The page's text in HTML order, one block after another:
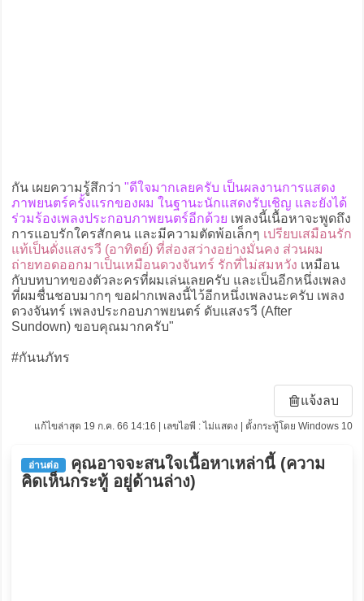
กัน เผยความรู้สึกว่า "ดีใจมากเลยครับ เป็นผลงานการแสดง
ภาพยนตร์ครั้งแรกของผม ในฐานะนักแสดงรับเชิญ และยังได้
ร่วมร้องเพลงประกอบภาพยนตร์อีกด้วย เพลงนี้เนื้อหาจะพูดถึง
การแอบรักใครสักคน และมีความตัดพ้อเล็กๆ เปรียบเสมือนรัก
แท้เป็นดั่งแสงรวี (อาทิตย์) ที่ส่องสว่างอย่างมั่นคง ส่วนผม
ถ่ายทอดออกมาเป็นเหมือนดวงจันทร์ รักที่ไม่สมหวัง เหมือน
กับบทบาทของตัวละครที่ผมเล่นเลยครับ และเป็นอีกหนึ่งเพลง
ที่ผมชื่นชอบมากๆ ขอฝากเพลงนี้ไว้อีกหนึ่งเพลงนะครับ เพลง
ดวงจันทร์ เพลงประกอบภาพยนตร์ ดับแสงรวี (After
Sundown) ขอบคุณมากครับ"
#กันนภัทร
แจ้งลบ
แก้ไขล่าสุด 19 ก.ค. 66 14:16 | เลขไอพี : ไม่แสดง | ตั้งกระทู้โดย Windows 10
อ่านต่อ
คุณอาจจะสนใจเนื้อหาเหล่านี้ (ความ
คิดเห็นกระทู้ อยู่ด้านล่าง)